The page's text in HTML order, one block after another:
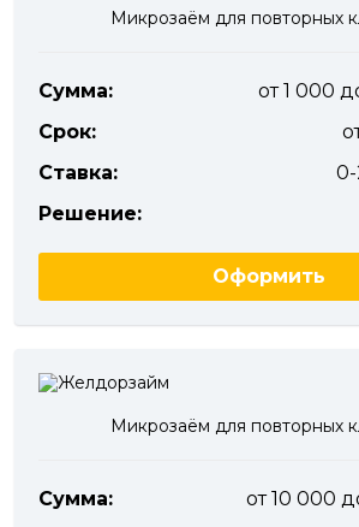
Микрозаём для повторных
Сумма:
от 1 000
Срок:
Ставка:
Решение:
Оформить
Микрозаём для повторных
Сумма:
от 10 000